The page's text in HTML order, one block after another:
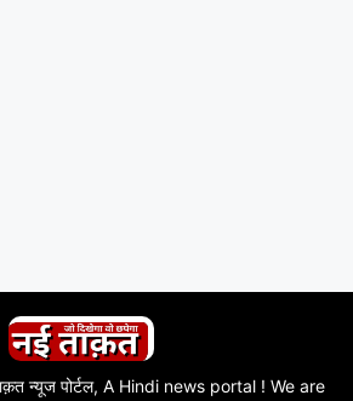
न्यूज पोर्टल, A Hindi news portal ! We are